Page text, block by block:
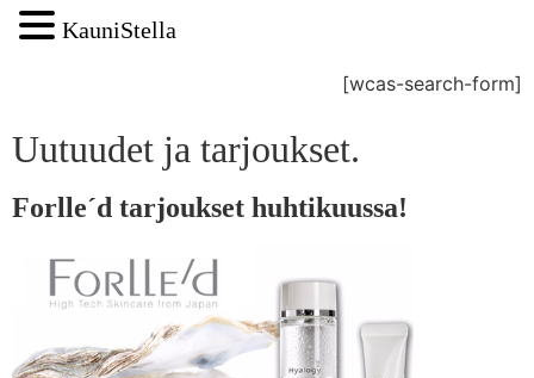
[wcas-search-form]
Uutuudet ja tarjoukset.
Forlle´d tarjoukset huhtikuussa!
KauniStella